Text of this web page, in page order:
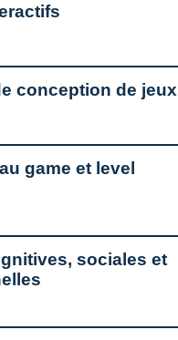
conception de jeux
game et level
sociales et